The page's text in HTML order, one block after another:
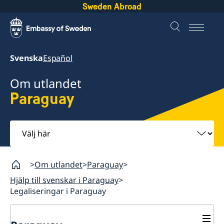
Sweden Abroad
SvenskaEspañol
Om utlandet
Paraguay
Välj
här
Om utlandet Paraguay
Hjälp till svenskar i Paraguay
Legaliseringar i Paraguay